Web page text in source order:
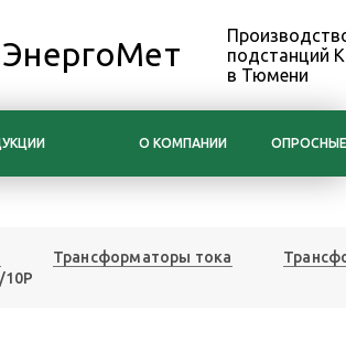
подстанций
в Тюмени
О КОМПАНИИ
Трансформаторы тока
10Р